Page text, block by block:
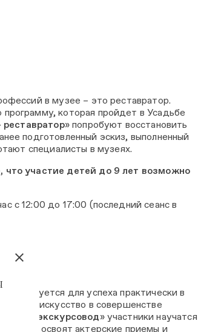
в музее – это реставратор.
которая пройдет в Усадьбе
реставратор» попробуют восстановить
подготовленный эскиз, выполненный
специалисты в музеях.
участие детей до 9 лет возможно
с 12:00 до 17:00 (последний сеанс в
требуется для успеха практически в
это искусство в совершенстве
«
Я – экскурсовод» участники научатся
освоят актерские приемы и